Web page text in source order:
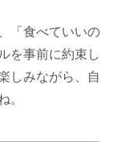
「食べていいの
を事前に約束し
しみながら、自
。